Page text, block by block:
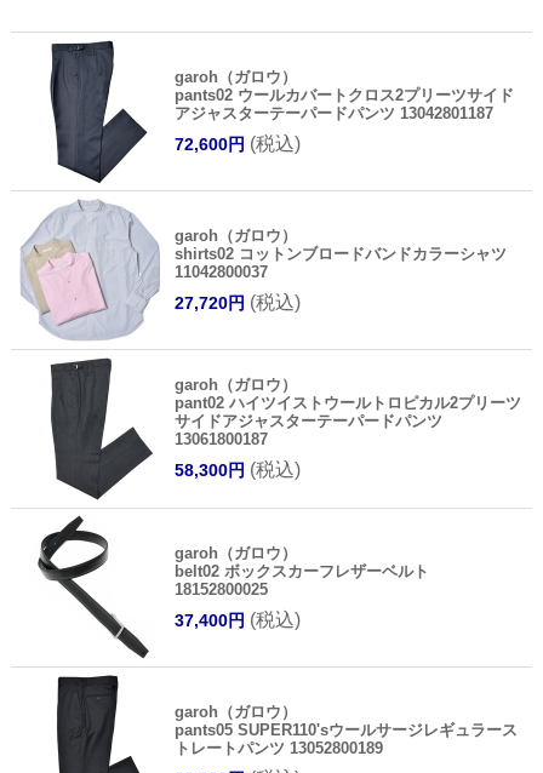
garoh（ガロウ）
pants02 ウールカバートクロス2プリーツサイド
アジャスターテーパードパンツ 13042801187
72,600円 (税込)
garoh（ガロウ）
shirts02 コットンブロードバンドカラーシャツ
11042800037
27,720円 (税込)
garoh（ガロウ）
pant02 ハイツイストウールトロピカル2プリーツ
サイドアジャスターテーパードパンツ
13061800187
58,300円 (税込)
garoh（ガロウ）
belt02 ボックスカーフレザーベルト
18152800025
37,400円 (税込)
garoh（ガロウ）
pants05 SUPER110'sウールサージレギュラース
トレートパンツ 13052800189